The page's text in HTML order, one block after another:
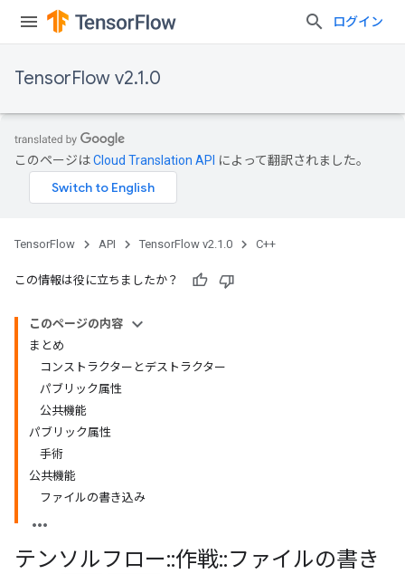
ログイン
TensorFlow v2.1.0
このページはCloud Translation API によって翻訳されました。
TensorFlow API TensorFlow v2.1.0 C++
この情報は役に立ちましたか？
このページの内容
まとめ
コンストラクターとデストラクター
パブリック属性
公共機能
パブリック属性
手術
公共機能
ファイルの書き込み
テンソルフロー::作戦::ファイルの書き